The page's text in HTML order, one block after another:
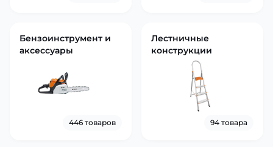
Бензоинструмент и
аксессуары
446 товаров
Лестничные
конструкции
94 товара